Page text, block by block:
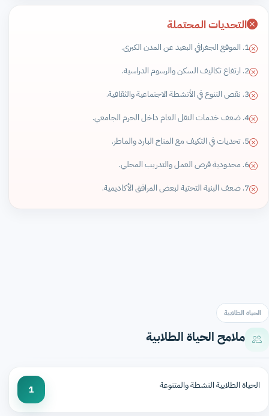
التحديات المحتملة
1. الموقع الجغرافي البعيد عن المدن الكبرى.
2. ارتفاع تكاليف السكن والرسوم الدراسية.
3. نقص التنوع في الأنشطة الاجتماعية والثقافية.
4. ضعف خدمات النقل العام داخل الحرم الجامعي.
5. تحديات في التكيف مع المناخ البارد والماطر.
6. محدودية فرص العمل والتدريب المحلي.
7. ضعف البنية التحتية لبعض المرافق الأكاديمية.
الحياة الطلابية
ملامح الحياة الطلابية
الحياة الطلابية النشطة والمتنوعة 1